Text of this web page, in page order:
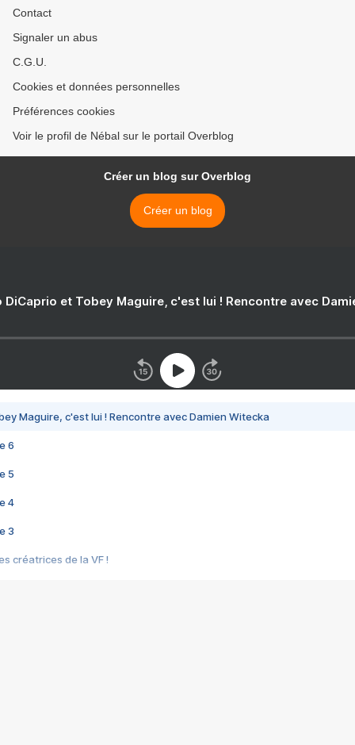
Contact
Signaler un abus
C.G.U.
Cookies et données personnelles
Préférences cookies
Voir le profil de Nébal sur le portail Overblog
Créer un blog sur Overblog
Créer un blog
DiCaprio et Tobey Maguire, c'est lui ! Rencontre avec
Maguire, c'est lui ! Rencontre avec Damien Witecka
6
5
4
3
créatrices de la VF !